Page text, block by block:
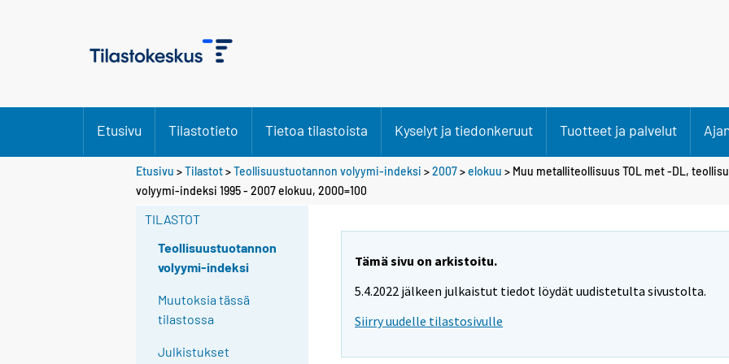
Etusivu Tilastotieto Tietoa tilastoista Kyselyt ja tiedonkeruut Tuotteet ja palvelut
Etusivu >Tilastot>Teollisuustuotannon volyymi-indeksi >2007>elokuu > Muu metalliteollisuus TOL met -DL,
volyymi-indeksi 1995 - 2007 elokuu, 2000=100
TILASTOT
Teollisuustuotannon
volyymi-indeksi
Muutoksia tässä
tilastossa
Julkistukset
Tämä sivu on arkistoitu.
5.4.2022 jälkeen julkaistut tiedot löydät uudistetulta sivustolta.
Siirry uudelle tilastosivulle